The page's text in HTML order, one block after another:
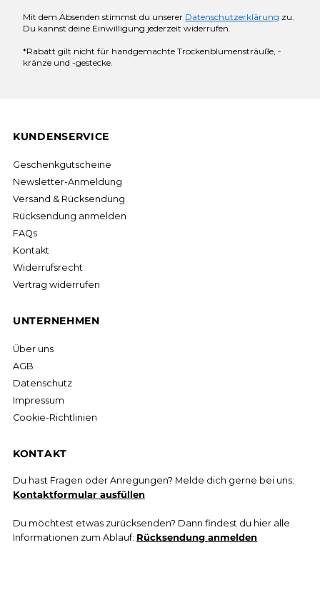
Mit dem Absenden stimmst du unserer Datenschutzerklärung zu.
Du kannst deine Einwilligung jederzeit widerrufen.
*Rabatt gilt nicht für handgemachte Trockenblumensträuße, -
kränze und -gestecke.
KUNDENSERVICE
Geschenkgutscheine
Newsletter-Anmeldung
Versand & Rücksendung
Rücksendung anmelden
FAQs
Kontakt
Widerrufsrecht
Vertrag widerrufen
UNTERNEHMEN
Über uns
AGB
Datenschutz
Impressum
Cookie-Richtlinien
KONTAKT
Du hast Fragen oder Anregungen? Melde dich gerne bei uns:
Kontaktformular ausfüllen
Du möchtest etwas zurücksenden? Dann findest du hier alle
Informationen zum Ablauf: Rücksendung anmelden